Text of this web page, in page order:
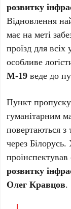
розвитку
Відновлення
має на меті
проїзд для
особливе
М-19 веде до
Пункт пропуску
гуманітарним
повертаються з
через
розвитку
Олег Кравцов.